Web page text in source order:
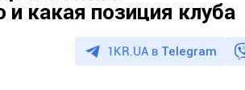
какая позиция клуба
1KR.UA в Telegram